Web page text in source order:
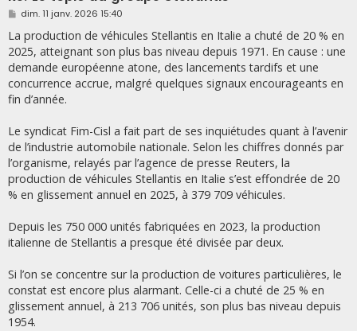
M
s
s
a
g
e
dim. 11 janv. 2026 15:40
La production de véhicules Stellantis en Italie a chuté de 20 % en
2025, atteignant son plus bas niveau depuis 1971. En cause : une
demande européenne atone, des lancements tardifs et une
concurrence accrue, malgré quelques signaux encourageants en
fin d’année.
Le syndicat Fim-Cisl a fait part de ses inquiétudes quant à l’avenir
de l’industrie automobile nationale. Selon les chiffres donnés par
l’organisme, relayés par l’agence de presse Reuters, la
production de véhicules Stellantis en Italie s’est effondrée de 20
% en glissement annuel en 2025, à 379 709 véhicules.
Depuis les 750 000 unités fabriquées en 2023, la production
italienne de Stellantis a presque été divisée par deux.
Si l’on se concentre sur la production de voitures particulières, le
constat est encore plus alarmant. Celle-ci a chuté de 25 % en
glissement annuel, à 213 706 unités, son plus bas niveau depuis
1954.